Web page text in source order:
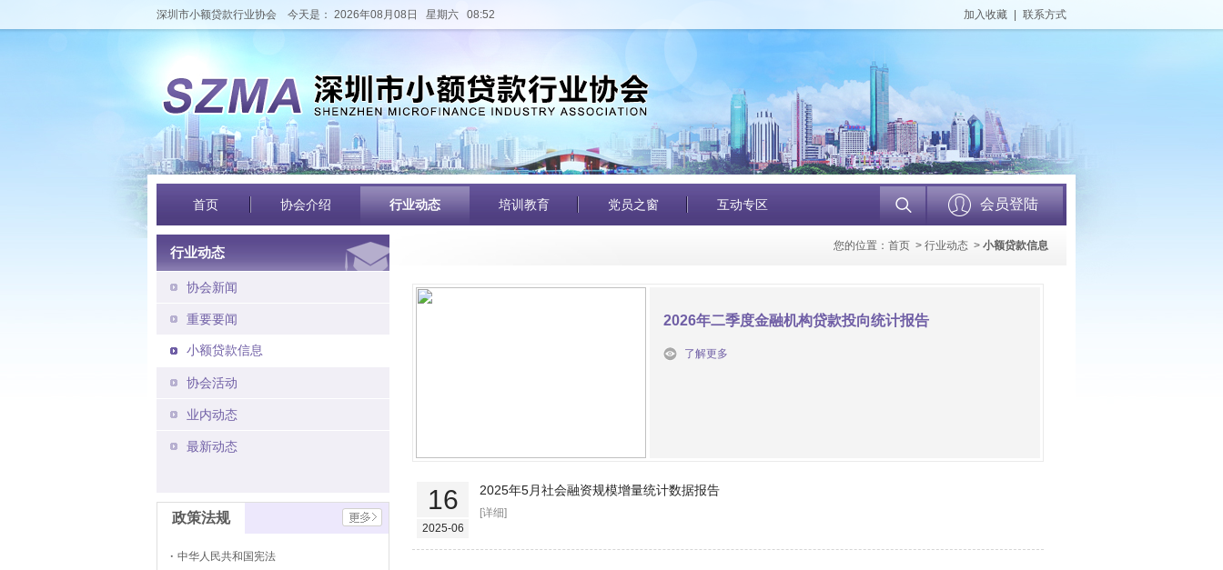
深圳市小额贷款行业协会 今天是： 2026年08月08日 星期六 08:52 加入收藏 联系方式
首页 协会介绍 行业动态 培训教育 党员之窗 互动专区 会员登陆
行业动态
协会新闻
重要要闻
小额贷款信息
协会活动
业内动态
最新动态
政策法规
中华人民共和国宪法
您的位置： 首页 > 行业动态 > 小额贷款信息
2026年二季度金融机构贷款投向统计报告
了解更多
16
2025-06
2025年5月社会融资规模增量统计数据报告
[详细]